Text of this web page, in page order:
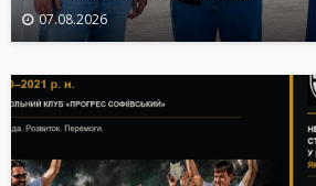
07.08.2026